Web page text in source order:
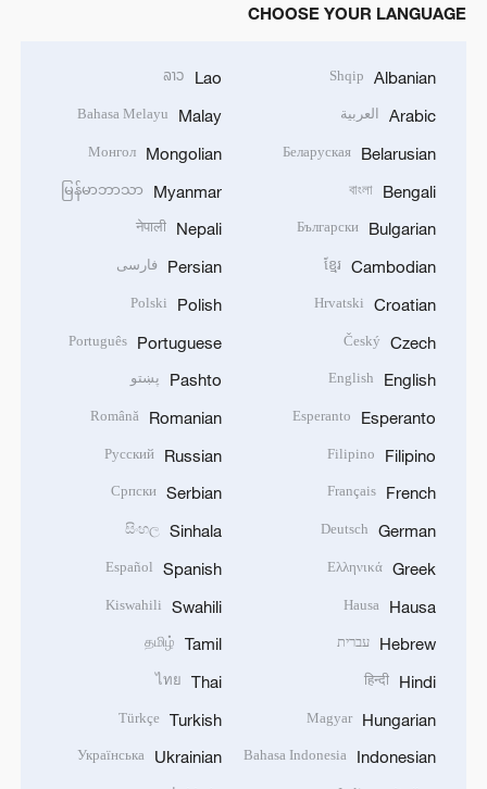
CHOOSE YOUR LANGUAGE
Albanian
Shqip
Arabic العربية
Belarusian
Беларуская
Bengali
বাংলা
Bulgarian
Български
Cambodian
ខ្មែរ
Croatian
Hrvatski
Czech
Český
English
English
Esperanto
Esperanto
Filipino
Filipino
French
Français
German
Deutsch
Greek
Ελληνικά
Hausa
Hausa
Hebrew עברית
Hindi
हिन्दी
Hungarian
Magyar
Indonesian
Bahasa Indonesia
Lao
ລາວ
Malay
Bahasa Melayu
Mongolian
Монгол
Myanmar
မြန်မာဘာသာ
Nepali
नेपाली
Persian فارسی
Polish
Polski
Portuguese
Português
Pashto پښتو
Romanian
Română
Russian
Русский
Serbian
Српски
Sinhala
සිංහල
Spanish
Español
Swahili
Kiswahili
Tamil
தமிழ்
Thai
ไทย
Turkish
Türkçe
Ukrainian
Українська